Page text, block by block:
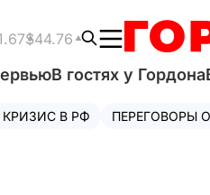
$44.76
В гостях у Гордона
В РФ ПЕРЕГОВОРЫ